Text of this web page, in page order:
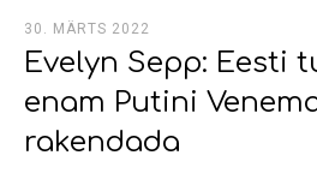
30. MÄRTS 2022
Evelyn Sepp: Eesti
enam Putini
rakendada